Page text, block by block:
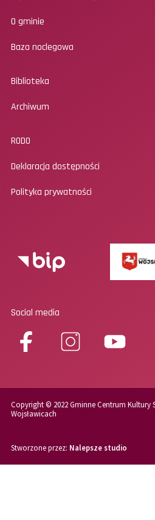
O gminie
Baza noclegowa
Biblioteka
Archiwum
RODO
Deklaracja dostępności
Polityka prywatności
Social media
Copyright © 2022 Gminne Centrum Kultury
Wojsławicach
Stworzone przez: Nalepsze studio